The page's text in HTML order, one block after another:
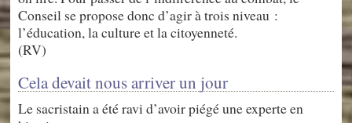
Conseil se propose donc d’agir à trois niveau :
l’éducation, la culture et la citoyenneté.
(RV)
Cela devait nous arriver un jour
Le sacristain a été ravi d’avoir piégé une experte en